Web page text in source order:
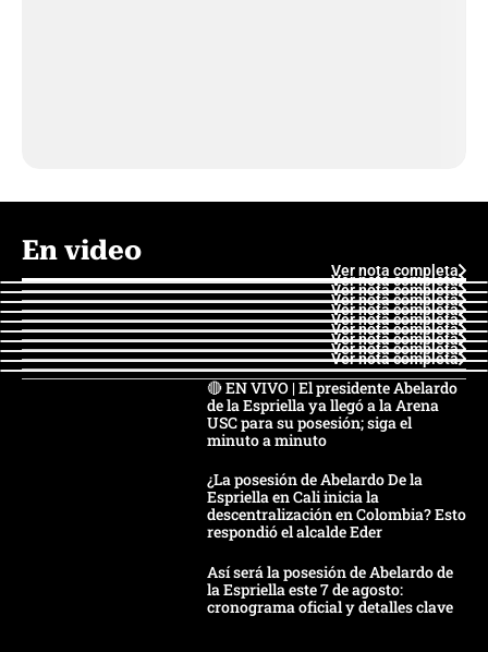
En video
Ver nota completa
Ver nota completa
Ver nota completa
Ver nota completa
Ver nota completa
Ver nota completa
Ver nota completa
Ver nota completa
Ver nota completa
Ver nota completa
🔴 EN VIVO | El presidente Abelardo
de la Espriella ya llegó a la Arena
USC para su posesión; siga el
minuto a minuto
¿La posesión de Abelardo De la
Espriella en Cali inicia la
descentralización en Colombia? Esto
respondió el alcalde Eder
Así será la posesión de Abelardo de
la Espriella este 7 de agosto:
cronograma oficial y detalles clave